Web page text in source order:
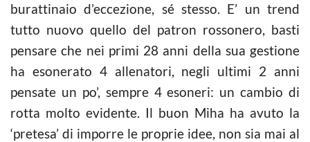
burattinaio d’eccezione, sé stesso. E’ un trend
tutto nuovo quello del patron rossonero, basti
pensare che nei primi 28 anni della sua gestione
ha esonerato 4 allenatori, negli ultimi 2 anni
pensate un po’, sempre 4 esoneri: un cambio di
rotta molto evidente. Il buon Miha ha avuto la
‘pretesa’ di imporre le proprie idee, non sia mai al